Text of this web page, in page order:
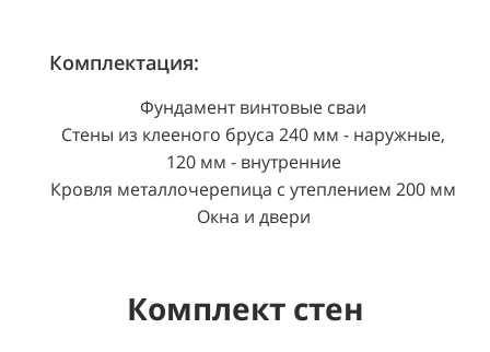
Комплектация:
Фундамент винтовые сваи
Стены из клееного бруса 240 мм - наружные,
120 мм - внутренние
Кровля металлочерепица с утеплением 200 мм
Окна и двери
Комплект стен